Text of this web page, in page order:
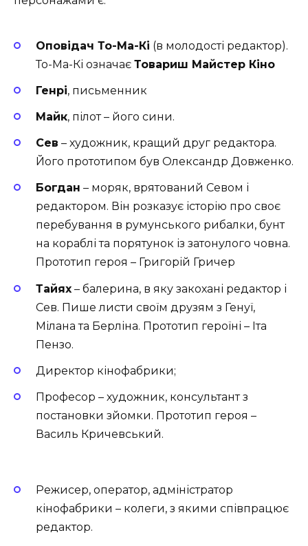
Оповідач То-Ма-Кі (в молодості редактор).
То-Ма-Кі означає Товариш Майстер Кіно
Генрі, письменник
Майк, пілот – його сини.
Сев – художник, кращий друг редактора.
Його прототипом був Олександр Довженко.
Богдан – моряк, врятований Севом і
редактором. Він розказує історію про своє
перебування в румунського рибалки, бунт
на кораблі та порятунок із затонулого човна.
Прототип героя – Григорій Гричер
Тайях – балерина, в яку закохані редактор і
Сев. Пише листи своїм друзям з Генуї,
Мілана та Берліна. Прототип героїні – Іта
Пензо.
Директор кінофабрики;
Професор – художник, консультант з
постановки зйомки. Прототип героя –
Василь Кричевський.
Режисер, оператор, адміністратор
кінофабрики – колеги, з якими співпрацює
редактор.